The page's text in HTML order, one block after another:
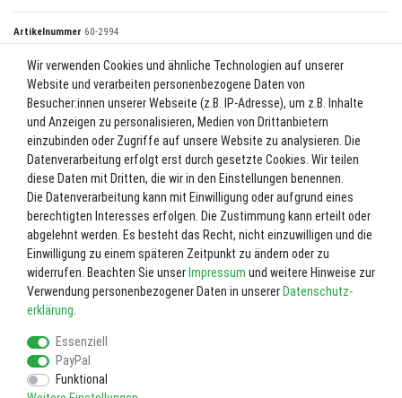
Artikelnummer 60-2994
35,00 EUR*
Lieferzeit ca. 2-3 Werktage.
In den Warenkorb
Wunschliste
* inkl. ges. MwSt. zzgl. Versandkosten
Wir verwenden Cookies und ähnliche Technologien auf unserer
Website und verarbeiten personenbezogene Daten von
Besucher:innen unserer Webseite (z.B. IP-Adresse), um z.B. Inhalte
und Anzeigen zu personalisieren, Medien von Drittanbietern
einzubinden oder Zugriffe auf unsere Website zu analysieren. Die
Datenverarbeitung erfolgt erst durch gesetzte Cookies. Wir teilen
diese Daten mit Dritten, die wir in den Einstellungen benennen.
Die Datenverarbeitung kann mit Einwilligung oder aufgrund eines
berechtigten Interesses erfolgen. Die Zustimmung kann erteilt oder
abgelehnt werden. Es besteht das Recht, nicht einzuwilligen und die
Einwilligung zu einem späteren Zeitpunkt zu ändern oder zu
widerrufen. Beachten Sie unser Impressum und weitere Hinweise zur
Verwendung personenbezogener Daten in unserer Daten­schutz­
erklärung
Essenziell
PayPal
Funktional